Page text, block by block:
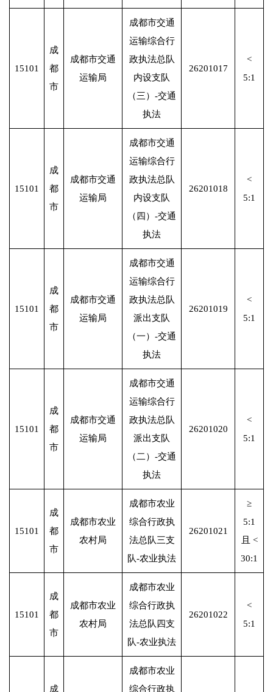
15101
成
都
市
成都市交通
运输局
成都市交通
运输综合行
政执法总队
内设支队
（三）-交通
执法
26201017
<
5:1
15101
成
都
市
成都市交通
运输局
成都市交通
运输综合行
政执法总队
内设支队
（四）-交通
执法
26201018
<
5:1
15101
成
都
市
成都市交通
运输局
成都市交通
运输综合行
政执法总队
派出支队
（一）-交通
执法
26201019
<
5:1
15101
成
都
市
成都市交通
运输局
成都市交通
运输综合行
政执法总队
派出支队
（二）-交通
执法
26201020
<
5:1
15101
成
都
市
成都市农业
农村局
成都市农业
综合行政执
法总队三支
队-农业执法
26201021
≥
5:1
且 <
30:1
15101
成
都
市
成都市农业
农村局
成都市农业
综合行政执
法总队四支
队-农业执法
26201022
<
5:1
成
成都市农业
综合行政执